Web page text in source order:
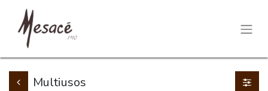
Multiusos